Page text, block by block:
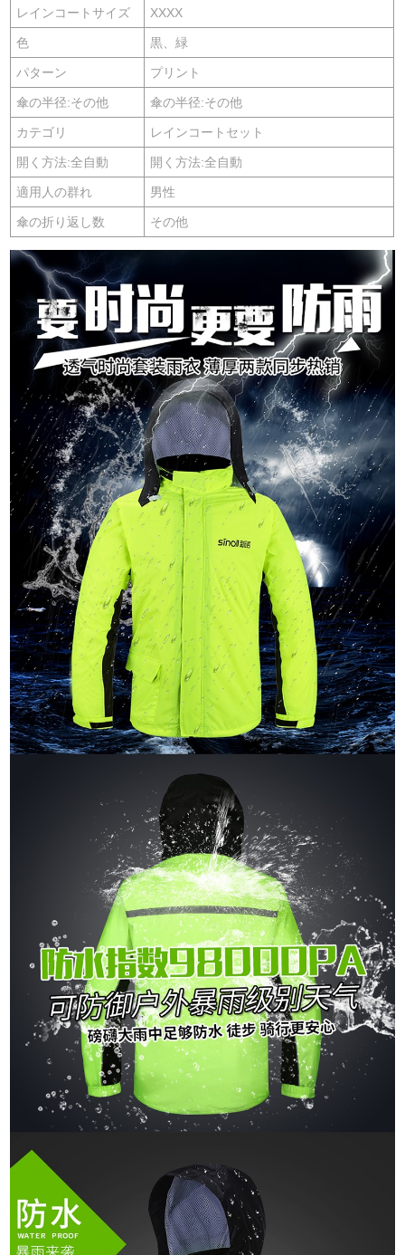
レインコートサイズ XXXX
色 黒、緑
パターン プリント
傘の半径:その他 傘の半径:その他
カテゴリ レインコートセット
開く方法:全自動 開く方法:全自動
適用人の群れ 男性
傘の折り返し数 その他